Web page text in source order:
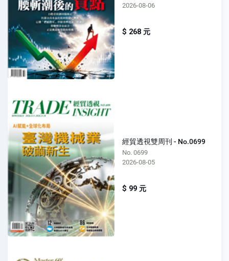
2026-08-06
$ 268 元
經貿透視雙周刊 - No.0699
No. 0699
2026-08-05
$ 99 元